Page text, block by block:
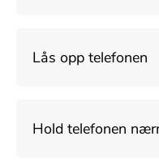
Finn ut om terminalen
etter om den har et
Lås opp telefonen
Hold telefonen